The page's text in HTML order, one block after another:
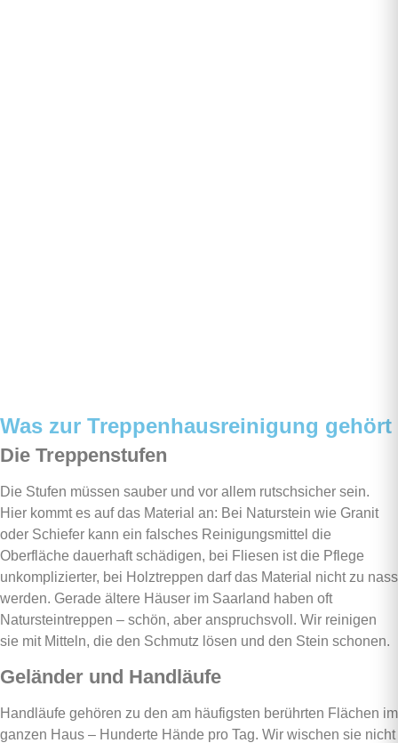
Was zur Treppenhausreinigung gehört
Die Treppenstufen
Die Stufen müssen sauber und vor allem rutschsicher sein.
Hier kommt es auf das Material an: Bei Naturstein wie Granit
oder Schiefer kann ein falsches Reinigungsmittel die
Oberfläche dauerhaft schädigen, bei Fliesen ist die Pflege
unkomplizierter, bei Holztreppen darf das Material nicht zu nass
werden. Gerade ältere Häuser im Saarland haben oft
Natursteintreppen – schön, aber anspruchsvoll. Wir reinigen
sie mit Mitteln, die den Schmutz lösen und den Stein schonen.
Geländer und Handläufe
Handläufe gehören zu den am häufigsten berührten Flächen im
ganzen Haus – Hunderte Hände pro Tag. Wir wischen sie nicht